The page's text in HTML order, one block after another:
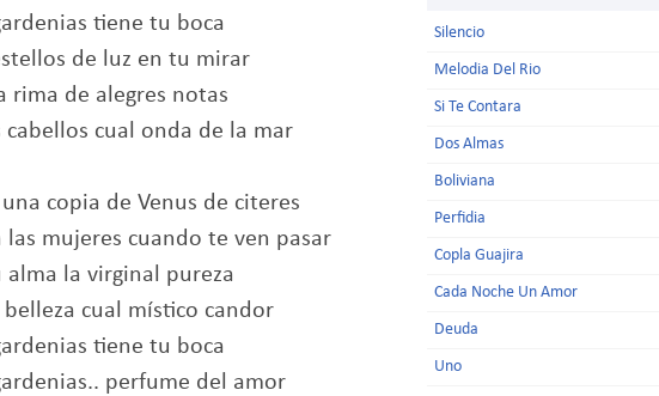
tiene tu boca
de luz en tu mirar
rima de alegres notas
cabellos cual onda de la mar
una copia de Venus de citeres
las mujeres cuando te ven pasar
alma la virginal pureza
belleza cual místico candor
tiene tu boca
perfume del amor
Silencio
Melodia Del Rio
Si Te Contara
Dos Almas
Boliviana
Perfidia
Copla Guajira
Cada Noche Un Amor
Deuda
Uno